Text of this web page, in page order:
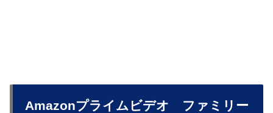
Amazonプライムビデオ ファミリー